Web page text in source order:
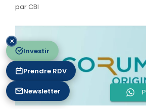
parCBI
✕
Investir
Prendre RDV
Newsletter